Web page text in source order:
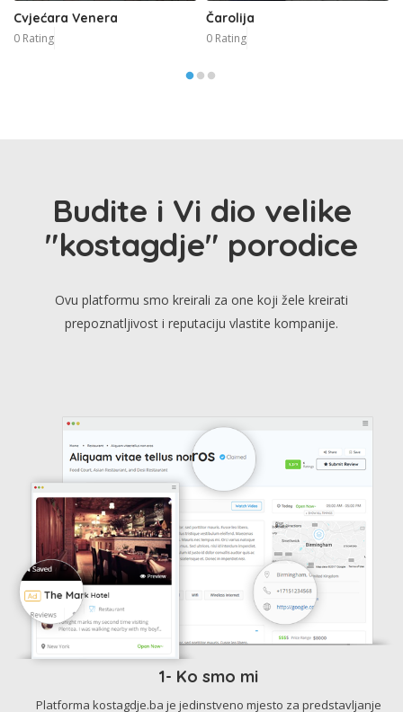
Cvjećara Venera
0 Rating
Čarolija
0 Rating
Budite i Vi dio velike
"kostagdje" porodice
Ovu platformu smo kreirali za one koji žele kreirati
prepoznatljivost i reputaciju vlastite kompanije.
1- Ko smo mi
Platforma kostagdje.ba je jedinstveno mjesto za predstavljanje